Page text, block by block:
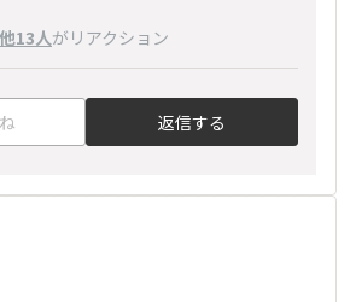
他13人がリアクション
返信する